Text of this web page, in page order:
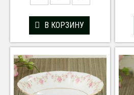
В КОРЗИНУ